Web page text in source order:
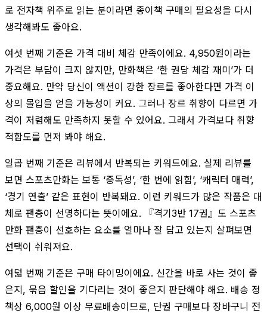
로 전자책 위주로 읽는 분이라면 종이책 구매의 필요성을 다시
생각해봐도 좋아요.
여섯 번째 기준은 가격 대비 체감 만족이에요. 4,950원이라는
가격은 부담이 크지 않지만, 만화책은 ‘한 권당 체감 재미’가 더
중요해요. 만약 당신이 액션이 강한 장르를 좋아한다면 가격 이
상의 몰입을 얻을 가능성이 커요. 그러나 장르 취향이 다르면 가
격이 저렴해도 만족하지 못할 수 있어요. 그래서 가격보다 취향
적합도를 먼저 봐야 해요.
일곱 번째 기준은 리뷰에서 반복되는 키워드예요. 실제 리뷰를
보면 스포츠만화는 보통 ‘중독성’, ‘한 번에 읽힘’, ‘캐릭터 매력’,
‘경기 연출’ 같은 표현이 반복돼요. 이런 키워드가 많은 작품은 대
체로 팬층이 선명하다는 뜻이에요. 『격기3반 17권』도 스포츠
만화 팬층이 선호하는 요소를 얼마나 잘 담고 있는지 살펴보면
선택이 쉬워져요.
여덟 번째 기준은 구매 타이밍이에요. 신간을 바로 사는 것이 좋
은지, 묶음 할인을 기다리는 것이 좋은지 판단해야 해요. 배송 정
책상 6,000원 이상 무료배송이므로, 단권 구매보다 장바구니 전